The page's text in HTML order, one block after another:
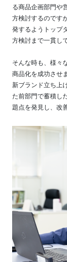
る商品企画部門や
方検討するのです
発するようトップ
方検討まで一貫し
そんな時も、様々
商品化を成功させ
新ブランド立ち上
た前部門で蓄積し
題点を発見し、改